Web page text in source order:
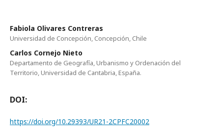
Fabiola Olivares Contreras
Universidad de Concepción, Concepción, Chile
Carlos Cornejo Nieto
Departamento de Geografía, Urbanismo y Ordenación del
Territorio, Universidad de Cantabria, España.
DOI:
https://doi.org/10.29393/UR21-2CPFC20002